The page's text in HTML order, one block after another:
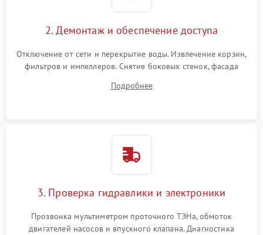
2. Демонтаж и обеспечение доступа
Отключение от сети и перекрытие воды. Извлечение корзин,
фильтров и импеллеров. Снятие боковых стенок, фасада
циркуляционному насосу, ТЭНу и сливной помпе.
Подробнее
3. Проверка гидравлики и электроники
Прозвонка мультиметром проточного ТЭНа, обмоток
двигателей насосов и впускного клапана. Диагностика